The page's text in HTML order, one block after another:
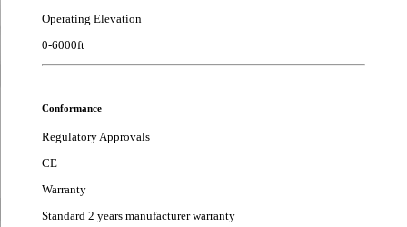
Operating Elevation
0-6000ft
Conformance
Regulatory Approvals
CE
Warranty
Standard 2 years manufacturer warranty